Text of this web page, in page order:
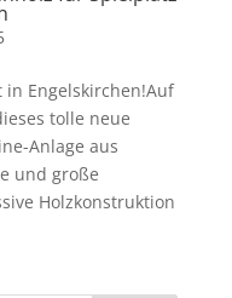
in Engelskirchen!Auf
tolle neue
Anlage aus
und große
Holzkonstruktion